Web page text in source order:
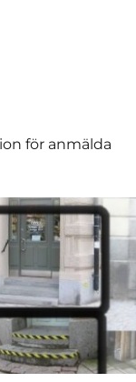
för anmälda